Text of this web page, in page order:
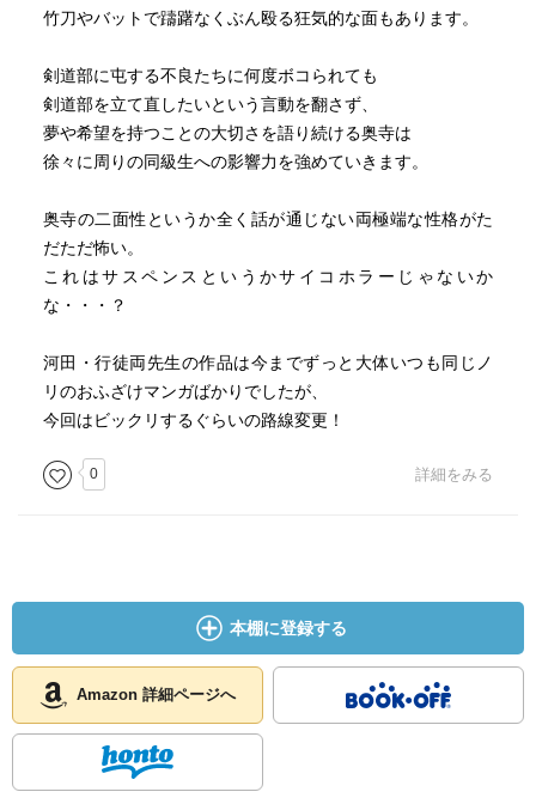
竹刀やバットで躊躇なくぶん殴る狂気的な面もあります。
剣道部に屯する不良たちに何度ボコられても
剣道部を立て直したいという言動を翻さず、
夢や希望を持つことの大切さを語り続ける奥寺は
徐々に周りの同級生への影響力を強めていきます。
奥寺の二面性というか全く話が通じない両極端な性格がた
だただ怖い。
これはサスペンスというかサイコホラーじゃないか
な・・・？
河田・行徒両先生の作品は今までずっと大体いつも同じノ
リのおふざけマンガばかりでしたが、
今回はビックリするぐらいの路線変更！
0 詳細をみる
本棚に登録する
Amazon 詳細ページへ